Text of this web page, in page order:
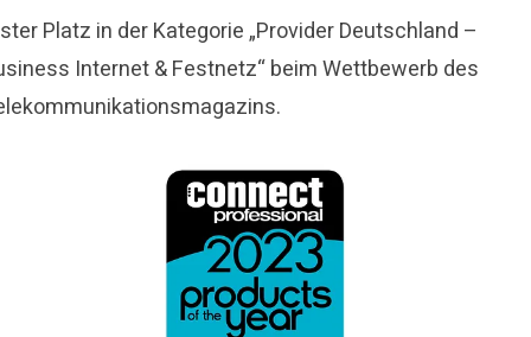
Platz in der Kategorie „Provider Deutschland –
Internet & Festnetz“ beim Wettbewerb des